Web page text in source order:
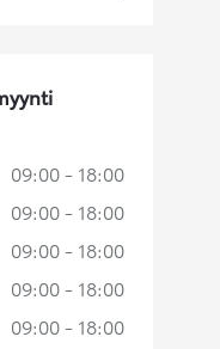
09:00 - 18:00
09:00 - 18:00
09:00 - 18:00
09:00 - 18:00
09:00 - 18:00